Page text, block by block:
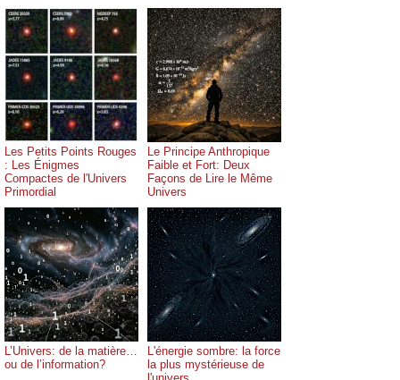
Les Petits Points Rouges
: Les Énigmes
Compactes de l'Univers
Primordial
Le Principe Anthropique
Faible et Fort: Deux
Façons de Lire le Même
Univers
L’Univers: de la matière…
ou de l’information?
L'énergie sombre: la force
la plus mystérieuse de